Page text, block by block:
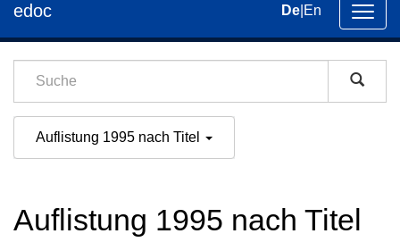
der
edoc De En
Auflistung 1995 nach Titel
Auflistung 1995 nach Titel